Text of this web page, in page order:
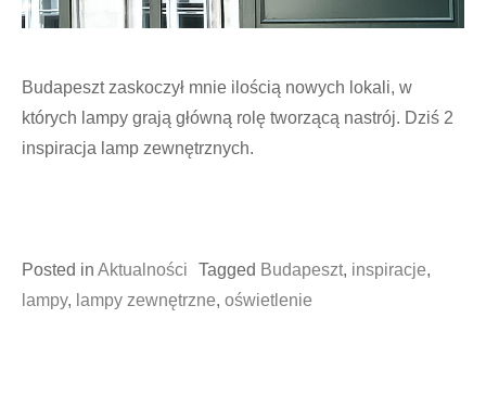
Budapeszt zaskoczył mnie ilością nowych lokali, w
których lampy grają główną rolę tworzącą nastrój. Dziś 2
inspiracja lamp zewnętrznych.
Posted in Aktualności Tagged Budapeszt, inspiracje,
lampy, lampy zewnętrzne, oświetlenie